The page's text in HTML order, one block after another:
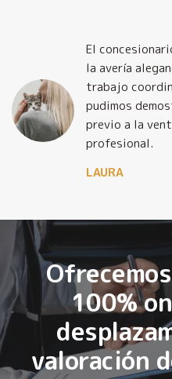
El
la avería
trabajo
pudimos
previo a la
profesional.
LAURA
100%
valoración